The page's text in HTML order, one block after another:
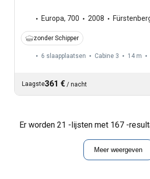
Europa, 700 2008
zonder Schipper
6 slaapplaatsen Cabine 3 14 m
Laagste361 € / nacht
Er worden 21 -lijsten met 167 -
Meer weergeven